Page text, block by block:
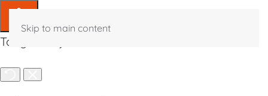
Toegankelijkheid
Skip to main content